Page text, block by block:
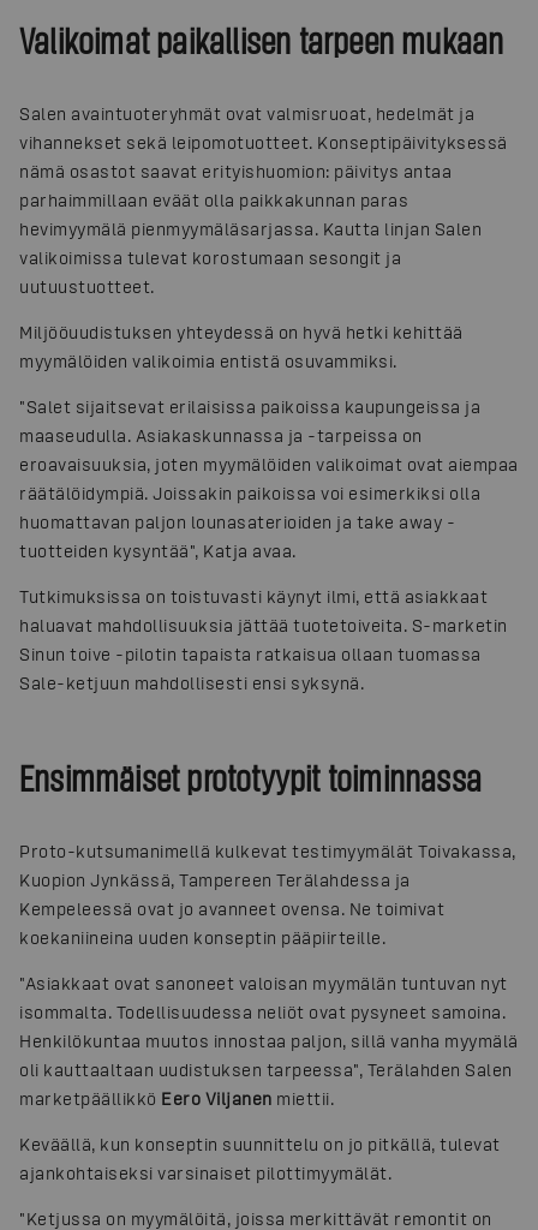
Valikoimat paikallisen tarpeen mukaan
Salen avaintuoteryhmät ovat valmisruoat, hedelmät ja
vihannekset sekä leipomotuotteet. Konseptipäivityksessä
nämä osastot saavat erityishuomion: päivitys antaa
parhaimmillaan eväät olla paikkakunnan paras
hevimyymälä pienmyymäläsarjassa. Kautta linjan Salen
valikoimissa tulevat korostumaan sesongit ja
uutuustuotteet.
Miljööuudistuksen yhteydessä on hyvä hetki kehittää
myymälöiden valikoimia entistä osuvammiksi.
"Salet sijaitsevat erilaisissa paikoissa kaupungeissa ja
maaseudulla. Asiakaskunnassa ja -tarpeissa on
eroavaisuuksia, joten myymälöiden valikoimat ovat aiempaa
räätälöidympiä. Joissakin paikoissa voi esimerkiksi olla
huomattavan paljon lounasaterioiden ja take away -
tuotteiden kysyntää", Katja avaa.
Tutkimuksissa on toistuvasti käynyt ilmi, että asiakkaat
haluavat mahdollisuuksia jättää tuotetoiveita. S-marketin
Sinun toive -pilotin tapaista ratkaisua ollaan tuomassa
Sale-ketjuun mahdollisesti ensi syksynä.
Ensimmäiset prototyypit toiminnassa
Proto-kutsumanimellä kulkevat testimyymälät Toivakassa,
Kuopion Jynkässä, Tampereen Terälahdessa ja
Kempeleessä ovat jo avanneet ovensa. Ne toimivat
koekaniineina uuden konseptin pääpiirteille.
"Asiakkaat ovat sanoneet valoisan myymälän tuntuvan nyt
isommalta. Todellisuudessa neliöt ovat pysyneet samoina.
Henkilökuntaa muutos innostaa paljon, sillä vanha myymälä
oli kauttaaltaan uudistuksen tarpeessa", Terälahden Salen
marketpäällikkö Eero Viljanen miettii.
Keväällä, kun konseptin suunnittelu on jo pitkällä, tulevat
ajankohtaiseksi varsinaiset pilottimyymälät.
"Ketjussa on myymälöitä, joissa merkittävät remontit on